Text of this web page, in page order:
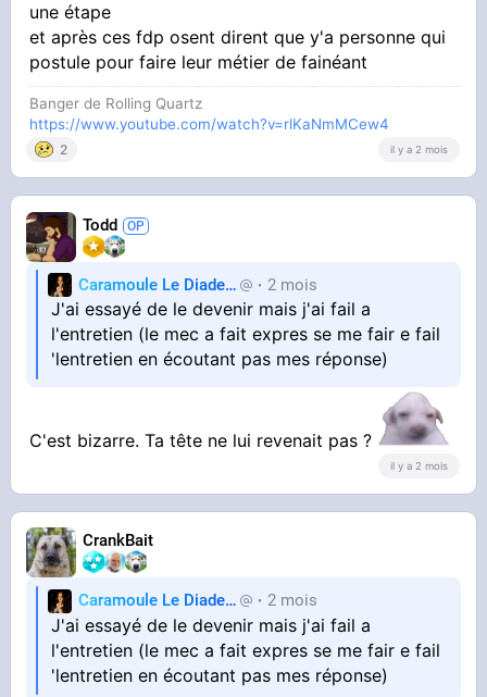
une étape
et après ces fdp osent dirent que y'a personne qui
postule pour faire leur métier de fainéant
Banger de Rolling Quartz
https://www.youtube.com/watch?v=rlKaNmMCew4
2 il y a 2 mois
Todd
Caramoule Le Diadem Caramoule
2 mois
J'ai essayé de le devenir mais j'ai fail a
l'entretien (le mec a fait expres se me fair e fail
'lentretien en écoutant pas mes réponse)
C'est bizarre. Ta tête ne lui revenait pas ?
il y a 2 mois
CrankBait
Caramoule Le Diadem Caramoule
2 mois
J'ai essayé de le devenir mais j'ai fail a
l'entretien (le mec a fait expres se me fair e fail
'lentretien en écoutant pas mes réponse)